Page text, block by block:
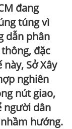
đang
túng vì
dẫn phân
đặc
Sở Xây
nghiên
nút giao,
người dân
hướng.